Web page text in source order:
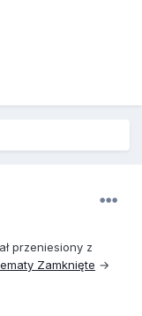
przeniesiony z
Zamknięte →